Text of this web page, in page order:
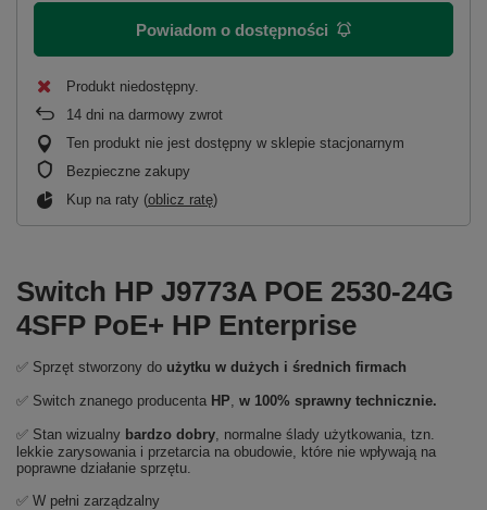
Powiadom o dostępności
Produkt niedostępny
14 dni na darmowy zwrot
Ten produkt nie jest dostępny w sklepie stacjonarnym
Bezpieczne zakupy
Kup na raty (oblicz ratę)
Switch HP J9773A POE 2530-24G
4SFP PoE+ HP Enterprise
✅ Sprzęt stworzony do użytku w dużych i średnich firmach
✅ Switch znanego producenta HP, w 100% sprawny technicznie.
✅ Stan wizualny bardzo dobry, normalne ślady użytkowania, tzn.
lekkie zarysowania i przetarcia na obudowie, które nie wpływają na
poprawne działanie sprzętu.
✅ W pełni zarządzalny